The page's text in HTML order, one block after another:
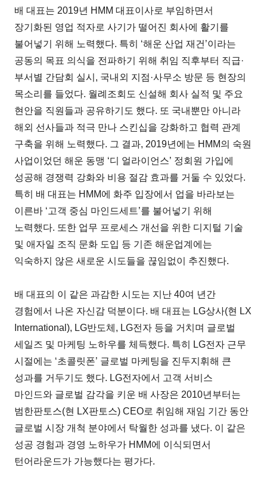
배 대표는 2019년 HMM 대표이사로 부임하면서
장기화된 영업 적자로 사기가 떨어진 회사에 활기를
불어넣기 위해 노력했다. 특히 ‘해운 산업 재건’이라는
공동의 목표 의식을 전파하기 위해 취임 직후부터 직급·
부서별 간담회 실시, 국내외 지점·사무소 방문 등 현장의
목소리를 들었다. 월례조회도 신설해 회사 실적 및 주요
현안을 직원들과 공유하기도 했다. 또 국내뿐만 아니라
해외 선사들과 적극 만나 스킨십을 강화하고 협력 관계
구축을 위해 노력했다. 그 결과, 2019년에는 HMM의 숙원
사업이었던 해운 동맹 ‘디 얼라이언스’ 정회원 가입에
성공해 경쟁력 강화와 비용 절감 효과를 거둘 수 있었다.
특히 배 대표는 HMM에 화주 입장에서 업을 바라보는
이른바 ‘고객 중심 마인드세트’를 불어넣기 위해
노력했다. 또한 업무 프로세스 개선을 위한 디지털 기술
및 애자일 조직 문화 도입 등 기존 해운업계에는
익숙하지 않은 새로운 시도들을 끊임없이 추진했다.
배 대표의 이 같은 과감한 시도는 지난 40여 년간
경험에서 나온 자신감 덕분이다. 배 대표는 LG상사(현 LX
International), LG반도체, LG전자 등을 거치며 글로벌
세일즈 및 마케팅 노하우를 체득했다. 특히 LG전자 근무
시절에는 ‘초콜릿폰’ 글로벌 마케팅을 진두지휘해 큰
성과를 거두기도 했다. LG전자에서 고객 서비스
마인드와 글로벌 감각을 키운 배 사장은 2010년부터는
범한판토스(현 LX판토스) CEO로 취임해 재임 기간 동안
글로벌 시장 개척 분야에서 탁월한 성과를 냈다. 이 같은
성공 경험과 경영 노하우가 HMM에 이식되면서
턴어라운드가 가능했다는 평가다.